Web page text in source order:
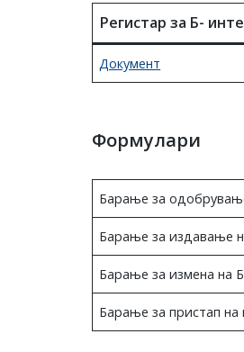
Регистар за Б-
Документ
Формулари
Барање за
Барање за издавање
Барање за измена на
Барање за пристап